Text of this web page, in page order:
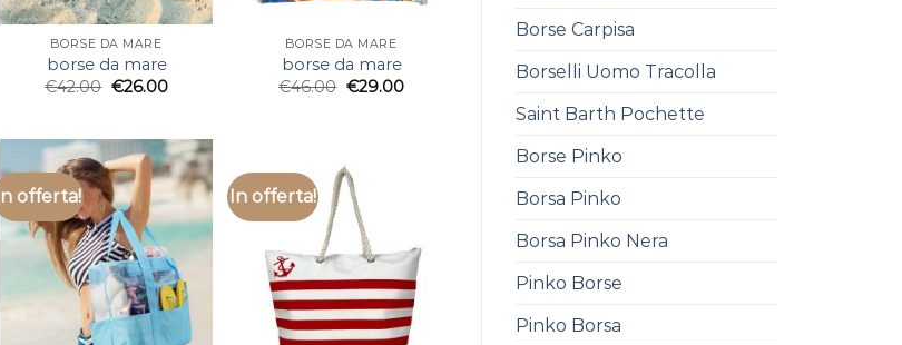
Borse Carpisa
Borselli Uomo Tracolla
Saint Barth Pochette
Borse Pinko
Borsa Pinko
Borsa Pinko Nera
Pinko Borse
Pinko Borsa
BORSE DA MARE
borse da mare
€42.00 €26.00
BORSE DA MARE
borse da mare
€46.00 €29.00
In offerta! In offerta!